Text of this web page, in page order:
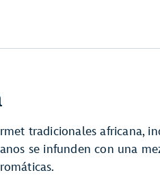
tradicionales africana,
se infunden con una